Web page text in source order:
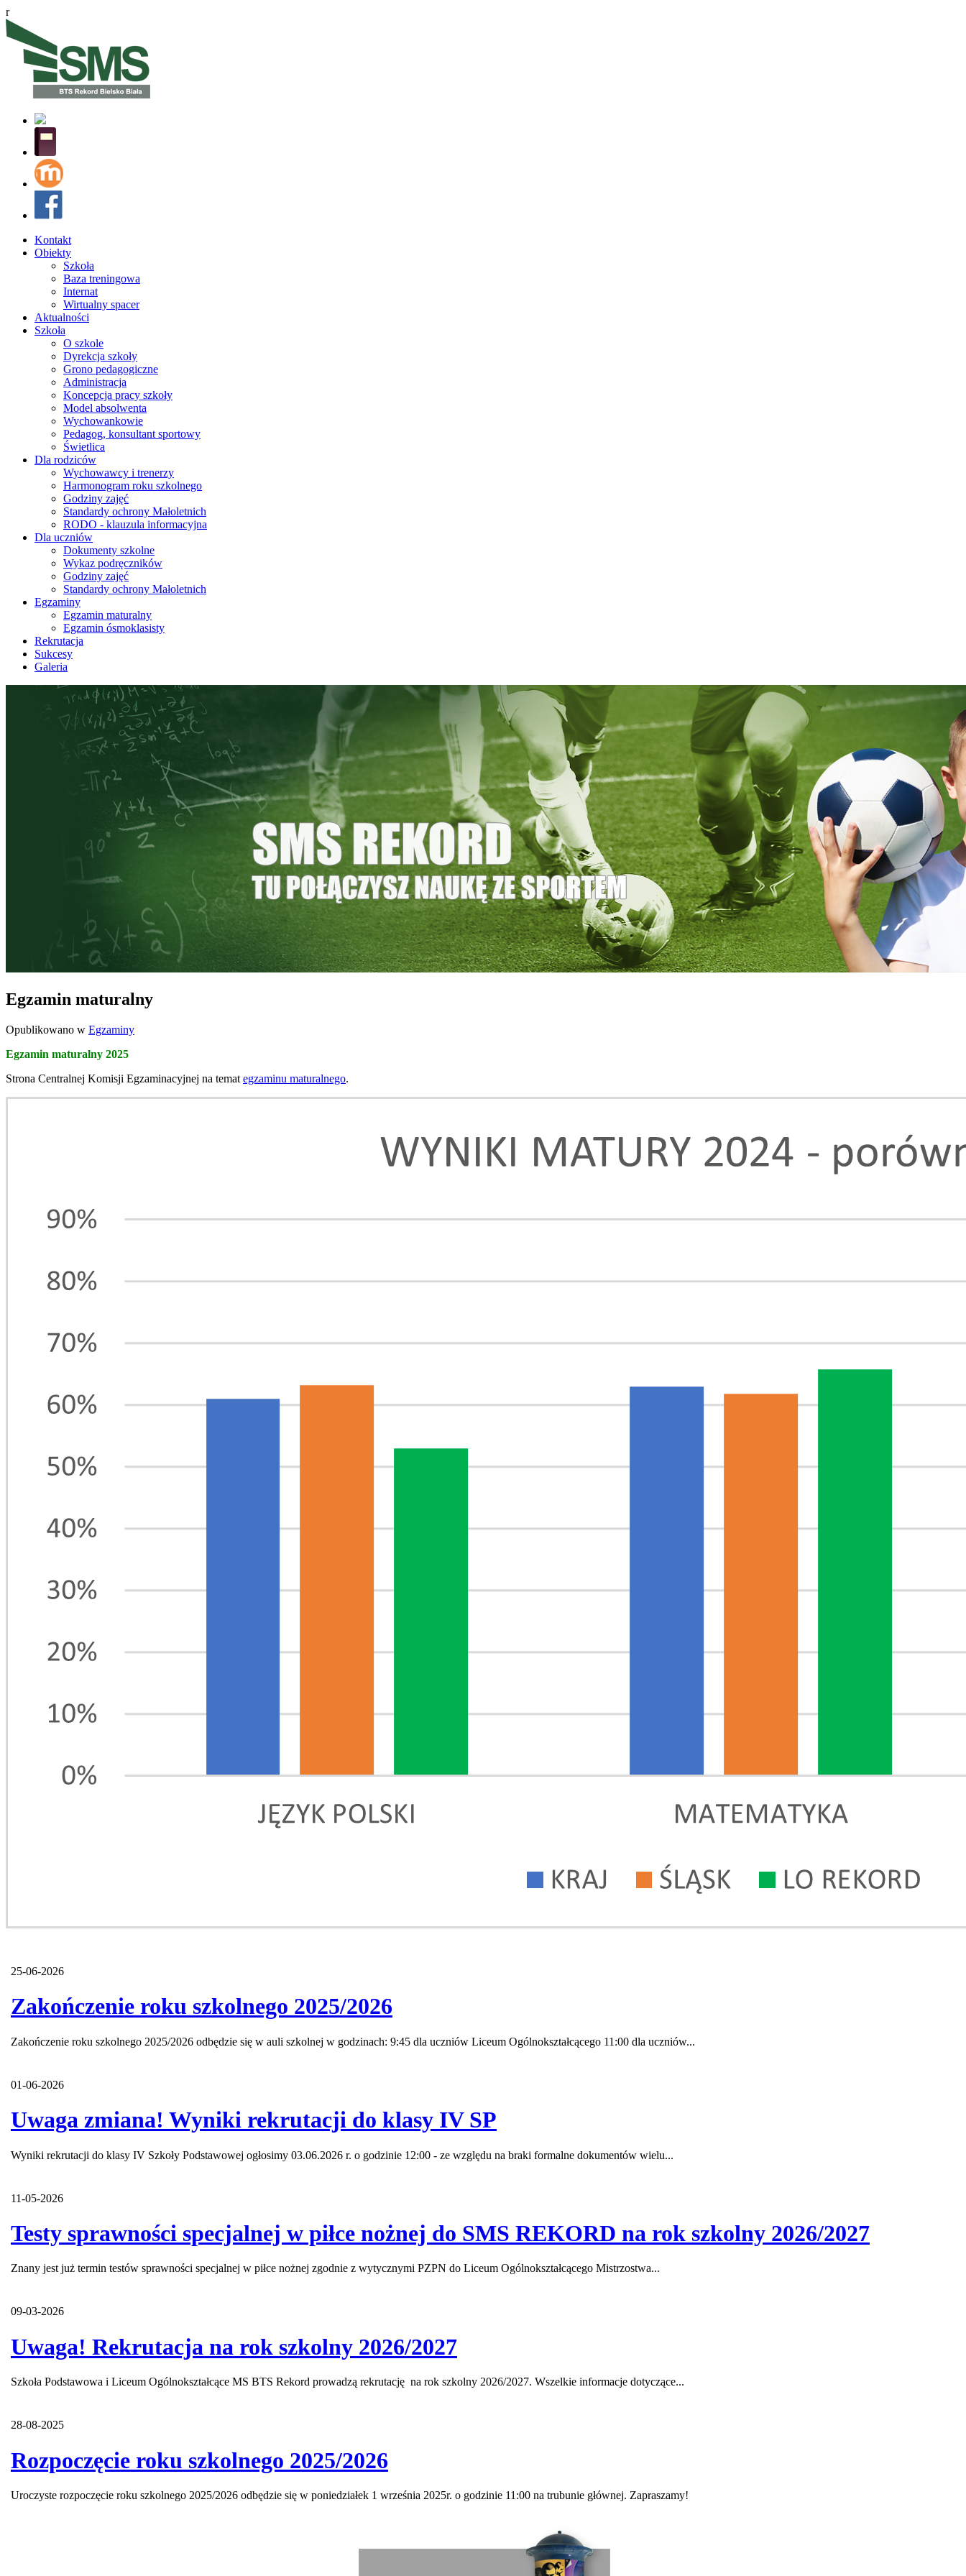
r
Kontakt
Obiekty
Szkoła
Baza treningowa
Internat
Wirtualny spacer
Aktualności
Szkoła
O szkole
Dyrekcja szkoły
Grono pedagogiczne
Administracja
Koncepcja pracy szkoły
Model absolwenta
Wychowankowie
Pedagog, konsultant sportowy
Świetlica
Dla rodziców
Wychowawcy i trenerzy
Harmonogram roku szkolnego
Godziny zajęć
Standardy ochrony Małoletnich
RODO - klauzula informacyjna
Dla uczniów
Dokumenty szkolne
Wykaz podręczników
Godziny zajęć
Standardy ochrony Małoletnich
Egzaminy
Egzamin maturalny
Egzamin ósmoklasisty
Rekrutacja
Sukcesy
Galeria
Egzamin maturalny
Opublikowano w Egzaminy
Egzamin maturalny 2025
Strona Centralnej Komisji Egzaminacyjnej na temat egzaminu maturalnego.
25-06-2026
Zakończenie roku szkolnego 2025/2026
Zakończenie roku szkolnego 2025/2026 odbędzie się w auli szkolnej w godzinach: 9:45 dla uczniów Liceum Ogólnokształcącego 11:00 dla uczniów...
01-06-2026
Uwaga zmiana! Wyniki rekrutacji do klasy IV SP
Wyniki rekrutacji do klasy IV Szkoły Podstawowej ogłosimy 03.06.2026 r. o godzinie 12:00 - ze względu na braki formalne dokumentów wielu...
11-05-2026
Testy sprawności specjalnej w piłce nożnej do SMS REKORD na rok szkolny 2026/2027
Znany jest już termin testów sprawności specjalnej w piłce nożnej zgodnie z wytycznymi PZPN do Liceum Ogólnokształcącego Mistrzostwa...
09-03-2026
Uwaga! Rekrutacja na rok szkolny 2026/2027
Szkoła Podstawowa i Liceum Ogólnokształcące MS BTS Rekord prowadzą rekrutację na rok szkolny 2026/2027. Wszelkie informacje dotyczące...
28-08-2025
Rozpoczęcie roku szkolnego 2025/2026
Uroczyste rozpoczęcie roku szkolnego 2025/2026 odbędzie się w poniedziałek 1 września 2025r. o godzinie 11:00 na trubunie głównej. Zapraszamy!